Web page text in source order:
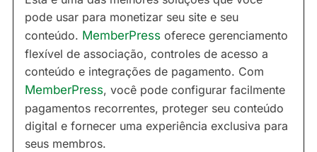
pode usar para monetizar seu site e seu
conteúdo. MemberPress oferece gerenciamento
flexível de associação, controles de acesso a
conteúdo e integrações de pagamento. Com
MemberPress, você pode configurar facilmente
pagamentos recorrentes, proteger seu conteúdo
digital e fornecer uma experiência exclusiva para
seus membros.